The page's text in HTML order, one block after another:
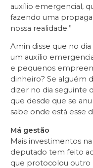
auxílio emergencial,
fazendo uma
nossa realidade.”
Amin disse que no
um auxílio
e pequenos
dinheiro? Se alguém
dizer no dia seguinte
que desde que se
sabe onde está esse
Má gestão
Mais investimentos
deputado tem feito
que protocolou outro